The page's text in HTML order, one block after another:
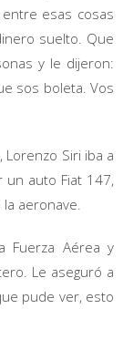
esas cosas
suelto. Que
y le dijeron:
sos boleta. Vos
Siri iba a
auto Fiat 147,
aeronave.
Fuerza Aérea y
Le aseguró a
pude ver, esto